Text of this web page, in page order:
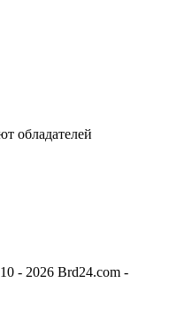
обладателей
- 2026 Brd24.com -